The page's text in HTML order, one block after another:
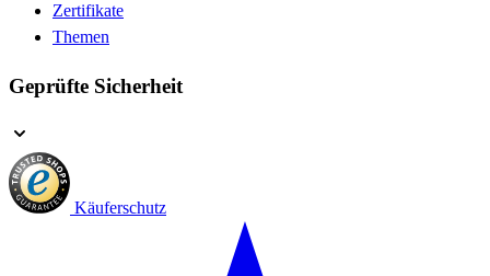
Zertifikate
Themen
Geprüfte Sicherheit
Käuferschutz